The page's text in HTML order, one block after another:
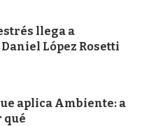
llega a
López Rosetti
aplica Ambiente: a
qué